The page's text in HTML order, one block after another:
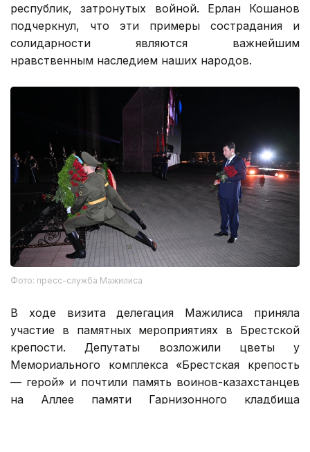
республик, затронутых войной. Ерлан Кошанов
подчеркнул, что эти примеры сострадания и
солидарности являются важнейшим
нравственным наследием наших народов.
Фото: пресс-служба Мажилиса
В ходе визита делегация Мажилиса приняла
участие в памятных мероприятиях в Брестской
крепости. Депутаты возложили цветы у
Мемориального комплекса «Брестская крепость
— герой» и почтили память воинов-казахстанцев
на Аллее памяти Гарнизонного кладбища